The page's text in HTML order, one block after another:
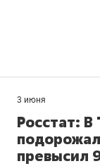
3 июня
Росстат:
превысил